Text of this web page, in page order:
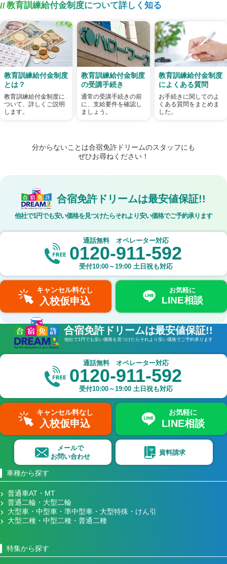
教育訓練給付金制度について詳しく知る
教育訓練給付金制度
とは？
教育訓練給付金制度に
ついて、詳しくご説明
します。
教育訓練給付金制度
の受講手続き
通常の受講手続きの前
に、支給要件を確認し
ましょう。
教育訓練給付金制度
によくある質問
お手続きに関してのよ
くある質問をまとめま
した。
分からないことは合宿免許ドリームのスタッフにも
ぜひお尋ねください！
合宿免許ドリームは最安値保証!!
他社で1円でも安い価格を見つけたらそれより安い価格でご予約承ります
通話無料 オペレーター対応
0120-911-592
受付10:00～19:00 土日祝も対応
キャンセル料なし
入校仮申込
お気軽に
LINE相談
合宿免許ドリームは最安値保証!!
他社で1円でも安い価格を見つけたら それより安い価格でご予約承ります
通話無料 オペレーター対応
0120-911-592
受付10:00～19:00 土日祝も対応
キャンセル料なし
入校仮申込
お気軽に
LINE相談
メールで
お問い合わせ
資料請求
車種から探す
普通車AT・MT
普通二輪・大型二輪
大型車・中型車・準中型車・大型特殊・けん引
大型二種・中型二種・普通二種
特集から探す